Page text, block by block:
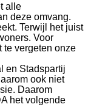
alle
deze omvang.
Terwijl het juist
Voor
te vergeten onze
en Stadspartij
ook niet
Daarom
het volgende